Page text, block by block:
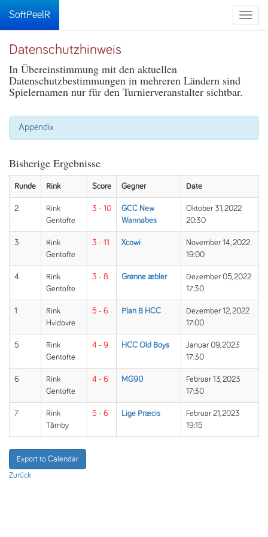
Toggle
SoftPeelR
Datenschutzhinweis
In Übereinstimmung mit den aktuellen
Datenschutzbestimmungen in mehreren Ländern sind
Spielernamen nur für den Turnierveranstalter sichtbar.
Appendix
Bisherige Ergebnisse
Runde Rink Score Gegner Date
2
Rink
Gentofte
3 - 10
GCC New
Wannabes
Oktober 31, 2022
20:30
3
Rink
Gentofte
3 - 11 Xcowi
November 14, 2022
19:00
4
Rink
Gentofte
3 - 8 Grønne æbler
Dezember 05, 2022
17:30
1
Rink
Hvidovre
5 - 6 Plan B HCC
Dezember 12, 2022
17:00
5
Rink
Gentofte
4 - 9 HCC Old Boys
Januar 09, 2023
17:30
6
Rink
Gentofte
4 - 6 MG90
Februar 13, 2023
17:30
7
Rink
Tårnby
5 - 6 Lige Præcis
Februar 21, 2023
19:15
Export to Calendar
Zurück